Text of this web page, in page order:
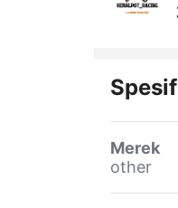
Merek
other